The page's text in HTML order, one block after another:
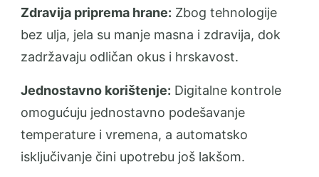
Zdravija priprema hrane: Zbog tehnologije
bez ulja, jela su manje masna i zdravija, dok
zadržavaju odličan okus i hrskavost.
Jednostavno korištenje: Digitalne kontrole
omogućuju jednostavno podešavanje
temperature i vremena, a automatsko
isključivanje čini upotrebu još lakšom.